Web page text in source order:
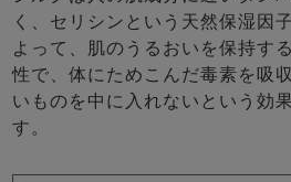
く、セリシンという天然保湿因
よって、肌のうるおいを保持す
性で、体にためこんだ毒素を吸
いものを中に入れないという効
す。